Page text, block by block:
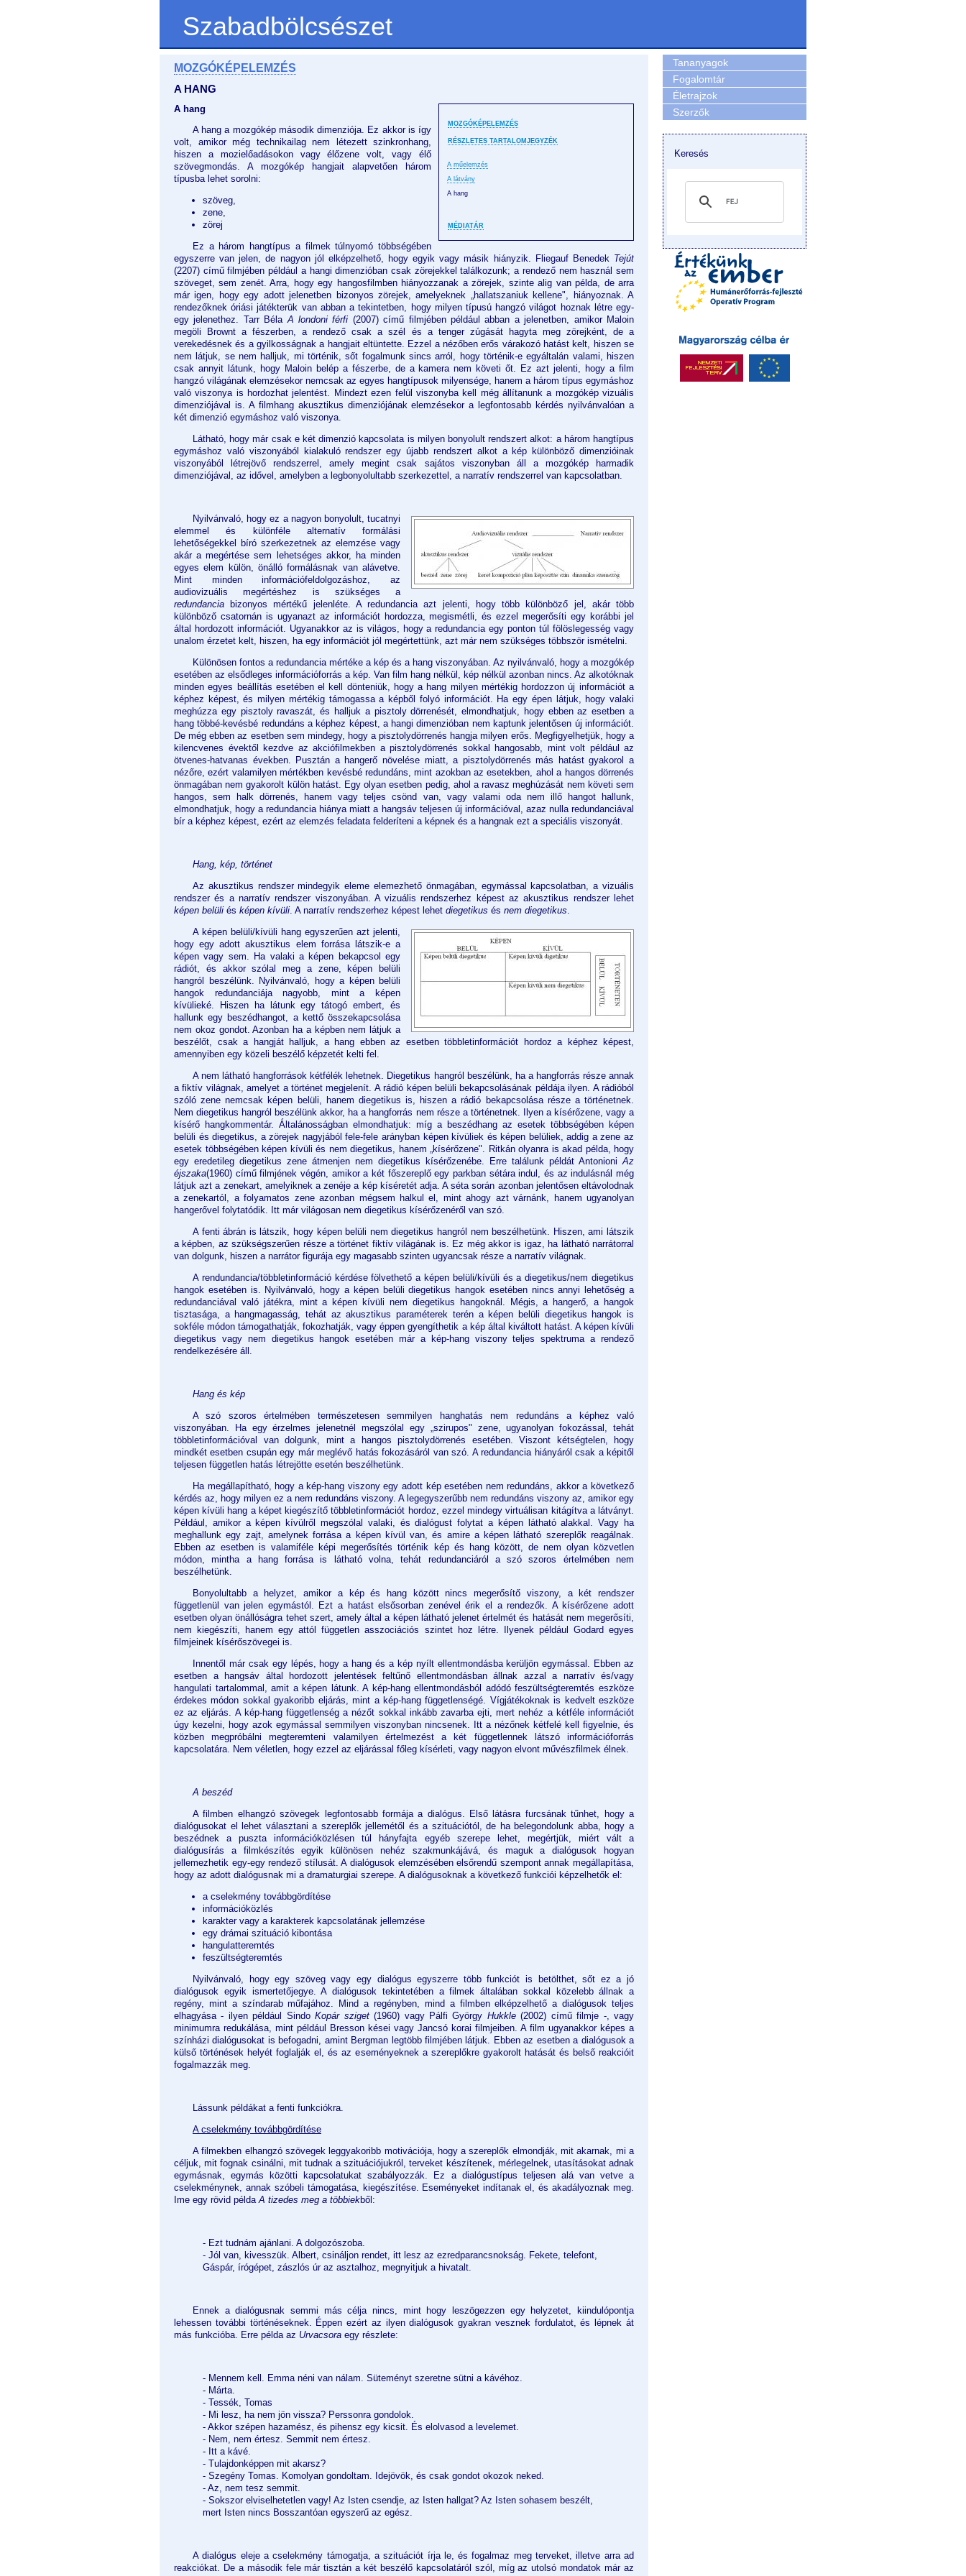
Szabadbölcsészet
MOZGÓKÉPELEMZÉS
A HANG
MOZGÓKÉPELEMZÉS
RÉSZLETES TARTALOMJEGYZÉK
A műelemzés
A látvány
A hang
MÉDIATÁR
A hang
A hang a mozgókép második dimenziója. Ez akkor is így
volt, amikor még technikailag nem létezett szinkronhang,
hiszen a mozielőadásokon vagy élőzene volt, vagy élő
szövegmondás. A mozgókép hangjait alapvetően három
típusba lehet sorolni:
szöveg,
zene,
zörej
Ez a három hangtípus a filmek túlnyomó többségében
egyszerre van jelen, de nagyon jól elképzelhető, hogy egyik vagy másik hiányzik. Fliegauf Benedek Tejút
(2207) című filmjében például a hangi dimenzióban csak zörejekkel találkozunk; a rendező nem használ sem
szöveget, sem zenét. Arra, hogy egy hangosfilmben hiányozzanak a zörejek, szinte alig van példa, de arra
már igen, hogy egy adott jelenetben bizonyos zörejek, amelyeknek „hallatszaniuk kellene", hiányoznak. A
rendezőknek óriási játékterük van abban a tekintetben, hogy milyen típusú hangzó világot hoznak létre egy-
egy jelenethez. Tarr BélaA londoni férfi (2007) című filmjében például abban a jelenetben, amikor Maloin
megöli Brownt a fészerben, a rendező csak a szél és a tenger zúgását hagyta meg zörejként, de a
verekedésnek és a gyilkosságnak a hangjait eltüntette. Ezzel a nézőben erős várakozó hatást kelt, hiszen se
nem látjuk, se nem halljuk, mi történik, sőt fogalmunk sincs arról, hogy történik-e egyáltalán valami, hiszen
csak annyit látunk, hogy Maloin belép a fészerbe, de a kamera nem követi őt. Ez azt jelenti, hogy a film
hangzó világának elemzésekor nemcsak az egyes hangtípusok milyensége, hanem a három típus egymáshoz
való viszonya is hordozhat jelentést. Mindezt ezen felül viszonyba kell még állítanunk a mozgókép vizuális
dimenziójával is. A filmhang akusztikus dimenziójának elemzésekor a legfontosabb kérdés nyilvánvalóan a
két dimenzió egymáshoz való viszonya.
Látható, hogy már csak e két dimenzió kapcsolata is milyen bonyolult rendszert alkot: a három hangtípus
egymáshoz való viszonyából kialakuló rendszer egy újabb rendszert alkot a kép különböző dimenzióinak
viszonyából létrejövő rendszerrel, amely megint csak sajátos viszonyban áll a mozgókép harmadik
dimenziójával, az idővel, amelyben a legbonyolultabb szerkezettel, a narratív rendszerrel van kapcsolatban.
Nyilvánvaló, hogy ez a nagyon bonyolult, tucatnyi
elemmel és különféle alternatív formálási
lehetőségekkel bíró szerkezetnek az elemzése vagy
akár a megértése sem lehetséges akkor, ha minden
egyes elem külön, önálló formálásnak van alávetve.
Mint minden információfeldolgozáshoz, az
audiovizuális megértéshez is szükséges a
redundancia bizonyos mértékű jelenléte. A redundancia azt jelenti, hogy több különböző jel, akár több
különböző csatornán is ugyanazt az információt hordozza, megismétli, és ezzel megerősíti egy korábbi jel
által hordozott információt. Ugyanakkor az is világos, hogy a redundancia egy ponton túl fölöslegesség vagy
unalom érzetet kelt, hiszen, ha egy információt jól megértettünk, azt már nem szükséges többször ismételni.
Különösen fontos a redundancia mértéke a kép és a hang viszonyában. Az nyilvánvaló, hogy a mozgókép
esetében az elsődleges információforrás a kép. Van film hang nélkül, kép nélkül azonban nincs. Az alkotóknak
minden egyes beállítás esetében el kell dönteniük, hogy a hang milyen mértékig hordozzon új információt a
képhez képest, és milyen mértékig támogassa a képből folyó információt. Ha egy épen látjuk, hogy valaki
meghúzza egy pisztoly ravaszát, és halljuk a pisztoly dörrenését, elmondhatjuk, hogy ebben az esetben a
hang többé-kevésbé redundáns a képhez képest, a hangi dimenzióban nem kaptunk jelentősen új információt.
De még ebben az esetben sem mindegy, hogy a pisztolydörrenés hangja milyen erős. Megfigyelhetjük, hogy a
kilencvenes évektől kezdve az akciófilmekben a pisztolydörrenés sokkal hangosabb, mint volt például az
ötvenes-hatvanas években. Pusztán a hangerő növelése miatt, a pisztolydörrenés más hatást gyakorol a
nézőre, ezért valamilyen mértékben kevésbé redundáns, mint azokban az esetekben, ahol a hangos dörrenés
önmagában nem gyakorolt külön hatást. Egy olyan esetben pedig, ahol a ravasz meghúzását nem követi sem
hangos, sem halk dörrenés, hanem vagy teljes csönd van, vagy valami oda nem illő hangot hallunk,
elmondhatjuk, hogy a redundancia hiánya miatt a hangsáv teljesen új információval, azaz nulla redundanciával
bír a képhez képest, ezért az elemzés feladata felderíteni a képnek és a hangnak ezt a speciális viszonyát.
Hang, kép, történet
Az akusztikus rendszer mindegyik eleme elemezhető önmagában, egymással kapcsolatban, a vizuális
rendszer és a narratív rendszer viszonyában. A vizuális rendszerhez képest az akusztikus rendszer lehet
képen belüli és képen kívüli. A narratív rendszerhez képest lehet diegetikus és nem diegetikus.
A képen belüli/kívüli hang egyszerűen azt jelenti,
hogy egy adott akusztikus elem forrása látszik-e a
képen vagy sem. Ha valaki a képen bekapcsol egy
rádiót, és akkor szólal meg a zene, képen belüli
hangról beszélünk. Nyilvánvaló, hogy a képen belüli
hangok redundanciája nagyobb, mint a képen
kívülieké. Hiszen ha látunk egy tátogó embert, és
hallunk egy beszédhangot, a kettő összekapcsolása
nem okoz gondot. Azonban ha a képben nem látjuk a
beszélőt, csak a hangját halljuk, a hang ebben az esetben többletinformációt hordoz a képhez képest,
amennyiben egy közeli beszélő képzetét kelti fel.
A nem látható hangforrások kétfélék lehetnek. Diegetikus hangról beszélünk, ha a hangforrás része annak
a fiktív világnak, amelyet a történet megjelenít. A rádió képen belüli bekapcsolásának példája ilyen. A rádióból
szóló zene nemcsak képen belüli, hanem diegetikus is, hiszen a rádió bekapcsolása része a történetnek.
Nem diegetikus hangról beszélünk akkor, ha a hangforrás nem része a történetnek. Ilyen a kísérőzene, vagy a
kísérő hangkommentár. Általánosságban elmondhatjuk: míg a beszédhang az esetek többségében képen
belüli és diegetikus, a zörejek nagyjából fele-fele arányban képen kívüliek és képen belüliek, addig a zene az
esetek többségében képen kívüli és nem diegetikus, hanem „kísérőzene". Ritkán olyanra is akad példa, hogy
egy eredetileg diegetikus zene átmenjen nem diegetikus kísérőzenébe. Erre találunk példát AntonioniAz
éjszaka(1960) című filmjének végén, amikor a két főszereplő egy parkban sétára indul, és az indulásnál még
látjuk azt a zenekart, amelyiknek a zenéje a kép kíséretét adja. A séta során azonban jelentősen eltávolodnak
a zenekartól, a folyamatos zene azonban mégsem halkul el, mint ahogy azt várnánk, hanem ugyanolyan
hangerővel folytatódik. Itt már világosan nem diegetikus kísérőzenéről van szó.
A fenti ábrán is látszik, hogy képen belüli nem diegetikus hangról nem beszélhetünk. Hiszen, ami látszik
a képben, az szükségszerűen része a történet fiktív világának is. Ez még akkor is igaz, ha látható narrátorral
van dolgunk, hiszen a narrátor figurája egy magasabb szinten ugyancsak része a narratív világnak.
A rendundancia/többletinformáció kérdése fölvethető a képen belüli/kívüli és a diegetikus/nem diegetikus
hangok esetében is. Nyilvánvaló, hogy a képen belüli diegetikus hangok esetében nincs annyi lehetőség a
redundanciával való játékra, mint a képen kívüli nem diegetikus hangoknál. Mégis, a hangerő, a hangok
tisztasága, a hangmagasság, tehát az akusztikus paraméterek terén a képen belüli diegetikus hangok is
sokféle módon támogathatják, fokozhatják, vagy éppen gyengíthetik a kép által kiváltott hatást. A képen kívüli
diegetikus vagy nem diegetikus hangok esetében már a kép-hang viszony teljes spektruma a rendező
rendelkezésére áll.
Hang és kép
A szó szoros értelmében természetesen semmilyen hanghatás nem redundáns a képhez való
viszonyában. Ha egy érzelmes jelenetnél megszólal egy „szirupos" zene, ugyanolyan fokozással, tehát
többletinformációval van dolgunk, mint a hangos pisztolydörrenés esetében. Viszont kétségtelen, hogy
mindkét esetben csupán egy már meglévő hatás fokozásáról van szó. A redundancia hiányáról csak a képitől
teljesen független hatás létrejötte esetén beszélhetünk.
Ha megállapítható, hogy a kép-hang viszony egy adott kép esetében nem redundáns, akkor a következő
kérdés az, hogy milyen ez a nem redundáns viszony. A legegyszerűbb nem redundáns viszony az, amikor egy
képen kívüli hang a képet kiegészítő többletinformációt hordoz, ezzel mindegy virtuálisan kitágítva a látványt.
Például, amikor a képen kívülről megszólal valaki, és dialógust folytat a képen látható alakkal. Vagy ha
meghallunk egy zajt, amelynek forrása a képen kívül van, és amire a képen látható szereplők reagálnak.
Ebben az esetben is valamiféle képi megerősítés történik kép és hang között, de nem olyan közvetlen
módon, mintha a hang forrása is látható volna, tehát redundanciáról a szó szoros értelmében nem
beszélhetünk.
Bonyolultabb a helyzet, amikor a kép és hang között nincs megerősítő viszony, a két rendszer
függetlenül van jelen egymástól. Ezt a hatást elsősorban zenével érik el a rendezők. A kísérőzene adott
esetben olyan önállóságra tehet szert, amely által a képen látható jelenet értelmét és hatását nem megerősíti,
nem kiegészíti, hanem egy attól független asszociációs szintet hoz létre. Ilyenek például Godard egyes
filmjeinek kísérőszövegei is.
Innentől már csak egy lépés, hogy a hang és a kép nyílt ellentmondásba kerüljön egymással. Ebben az
esetben a hangsáv által hordozott jelentések feltűnő ellentmondásban állnak azzal a narratív és/vagy
hangulati tartalommal, amit a képen látunk. A kép-hang ellentmondásból adódó feszültségteremtés eszköze
érdekes módon sokkal gyakoribb eljárás, mint a kép-hang függetlenségé. Vígjátékoknak is kedvelt eszköze
ez az eljárás. A kép-hang függetlenség a nézőt sokkal inkább zavarba ejti, mert nehéz a kétféle információt
úgy kezelni, hogy azok egymással semmilyen viszonyban nincsenek. Itt a nézőnek kétfelé kell figyelnie, és
közben megpróbálni megteremteni valamilyen értelmezést a két függetlennek látszó információforrás
kapcsolatára. Nem véletlen, hogy ezzel az eljárással főleg kísérleti, vagy nagyon elvont művészfilmek élnek.
A beszéd
A filmben elhangzó szövegek legfontosabb formája a dialógus. Első látásra furcsának tűnhet, hogy a
dialógusokat el lehet választani a szereplők jellemétől és a szituációtól, de ha belegondolunk abba, hogy a
beszédnek a puszta információközlésen túl hányfajta egyéb szerepe lehet, megértjük, miért vált a
dialógusírás a filmkészítés egyik különösen nehéz szakmunkájává, és maguk a dialógusok hogyan
jellemezhetik egy-egy rendező stílusát. A dialógusok elemzésében elsőrendű szempont annak megállapítása,
hogy az adott dialógusnak mi a dramaturgiai szerepe. A dialógusoknak a következő funkciói képzelhetők el:
a cselekmény továbbgördítése
információközlés
karakter vagy a karakterek kapcsolatának jellemzése
egy drámai szituáció kibontása
hangulatteremtés
feszültségteremtés
Nyilvánvaló, hogy egy szöveg vagy egy dialógus egyszerre több funkciót is betölthet, sőt ez a jó
dialógusok egyik ismertetőjegye. A dialógusok tekintetében a filmek általában sokkal közelebb állnak a
regény, mint a színdarab műfajához. Mind a regényben, mind a filmben elképzelhető a dialógusok teljes
elhagyása - ilyen például SindoKopár sziget(1960) vagy Pálfi György Hukkle(2002) című filmje -, vagy
minimumra redukálása, mint például Bresson kései vagy Jancsó korai filmjeiben. A film ugyanakkor képes a
színházi dialógusokat is befogadni, amint Bergman legtöbb filmjében látjuk. Ebben az esetben a dialógusok a
külső történések helyét foglalják el, és az eseményeknek a szereplőkre gyakorolt hatását és belső reakcióit
fogalmazzák meg.
Lássunk példákat a fenti funkciókra.
A cselekmény továbbgördítése
A filmekben elhangzó szövegek leggyakoribb motivációja, hogy a szereplők elmondják, mit akarnak, mi a
céljuk, mit fognak csinálni, mit tudnak a szituációjukról, terveket készítenek, mérlegelnek, utasításokat adnak
egymásnak, egymás közötti kapcsolatukat szabályozzák. Ez a dialógustípus teljesen alá van vetve a
cselekménynek, annak szóbeli támogatása, kiegészítése. Eseményeket indítanak el, és akadályoznak meg.
Ime egy rövid példaA tizedes meg a többiekből:
- Ezt tudnám ajánlani. A dolgozószoba.
- Jól van, kivesszük. Albert, csináljon rendet, itt lesz az ezredparancsnokság. Fekete, telefont,
Gáspár, írógépet, zászlós úr az asztalhoz, megnyitjuk a hivatalt.
Ennek a dialógusnak semmi más célja nincs, mint hogy leszögezzen egy helyzetet, kiindulópontja
lehessen további történéseknek. Éppen ezért az ilyen dialógusok gyakran vesznek fordulatot, és lépnek át
más funkcióba. Erre példa az Urvacsora egy részlete:
- Mennem kell. Emma néni van nálam. Süteményt szeretne sütni a kávéhoz.
- Márta.
- Tessék, Tomas
- Mi lesz, ha nem jön vissza? Perssonra gondolok.
- Akkor szépen hazamész, és pihensz egy kicsit. És elolvasod a levelemet.
- Nem, nem értesz. Semmit nem értesz.
- Itt a kávé.
- Tulajdonképpen mit akarsz?
- Szegény Tomas. Komolyan gondoltam. Idejövök, és csak gondot okozok neked.
- Az, nem tesz semmit.
- Sokszor elviselhetetlen vagy! Az Isten csendje, az Isten hallgat? Az Isten sohasem beszélt,
mert Isten nincs Bosszantóan egyszerű az egész.
A dialógus eleje a cselekmény támogatja, a szituációt írja le, és fogalmaz meg terveket, illetve arra ad
reakciókat. De a második fele már tisztán a két beszélő kapcsolatáról szól, míg az utolsó mondatok már az
Tananyagok
Fogalomtár
Életrajzok
Szerzők
Keresés